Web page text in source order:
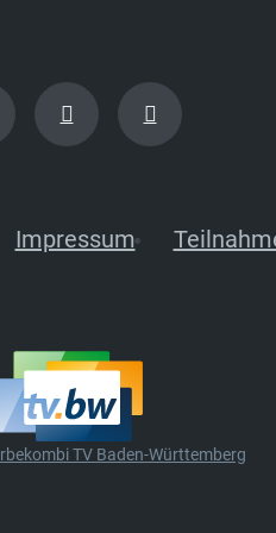
Impressum
TV Baden-Württemberg